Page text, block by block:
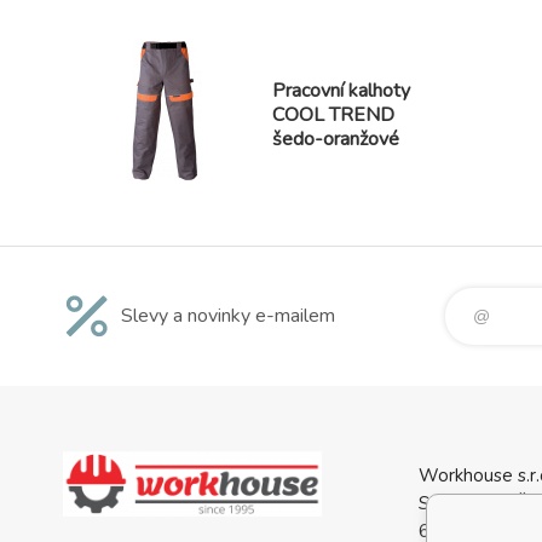
Pracovní kalhoty
COOL TREND
šedo-oranžové
Slevy a novinky e-mailem
Workhouse
Svatopluka
688 01